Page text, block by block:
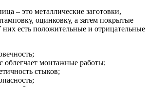
– это металлические заготовки,
оцинковку, а затем покрытые
есть положительные и отрицательные
облегчает монтажные работы;
стыков;